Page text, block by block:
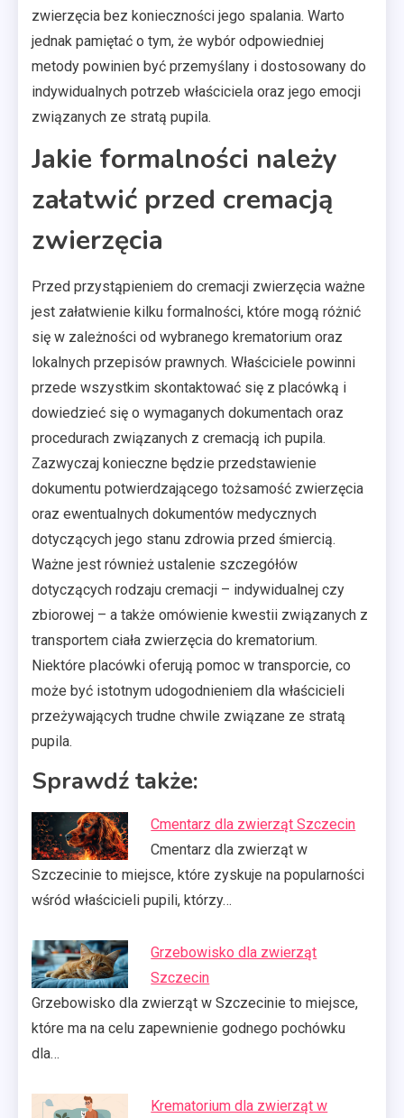
zwierzęcia bez konieczności jego spalania. Warto
jednak pamiętać o tym, że wybór odpowiedniej
metody powinien być przemyślany i dostosowany do
indywidualnych potrzeb właściciela oraz jego emocji
związanych ze stratą pupila.
Jakie formalności należy
załatwić przed cremacją
zwierzęcia
Przed przystąpieniem do cremacji zwierzęcia ważne
jest załatwienie kilku formalności, które mogą różnić
się w zależności od wybranego krematorium oraz
lokalnych przepisów prawnych. Właściciele powinni
przede wszystkim skontaktować się z placówką i
dowiedzieć się o wymaganych dokumentach oraz
procedurach związanych z cremacją ich pupila.
Zazwyczaj konieczne będzie przedstawienie
dokumentu potwierdzającego tożsamość zwierzęcia
oraz ewentualnych dokumentów medycznych
dotyczących jego stanu zdrowia przed śmiercią.
Ważne jest również ustalenie szczegółów
dotyczących rodzaju cremacji – indywidualnej czy
zbiorowej – a także omówienie kwestii związanych z
transportem ciała zwierzęcia do krematorium.
Niektóre placówki oferują pomoc w transporcie, co
może być istotnym udogodnieniem dla właścicieli
przeżywających trudne chwile związane ze stratą
pupila.
Sprawdź także:
Cmentarz dla zwierząt Szczecin
Cmentarz dla zwierząt w
Szczecinie to miejsce, które zyskuje na popularności
wśród właścicieli pupili, którzy…
Grzebowisko dla zwierząt
Szczecin
Grzebowisko dla zwierząt w Szczecinie to miejsce,
które ma na celu zapewnienie godnego pochówku
dla…
Krematorium dla zwierząt w